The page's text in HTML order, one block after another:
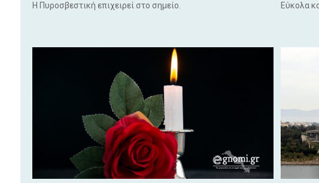
Η Πυροσβεστική επιχειρεί στο σημείο. Εύκολα